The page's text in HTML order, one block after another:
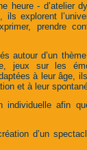
heure - d’atelier
ils explorent
prendre
autour d’un
jeux sur les
à leur âge,
et à leur
individuelle afin
d’un